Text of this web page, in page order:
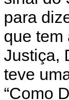
para
que tem
Justiça,
teve
“Como